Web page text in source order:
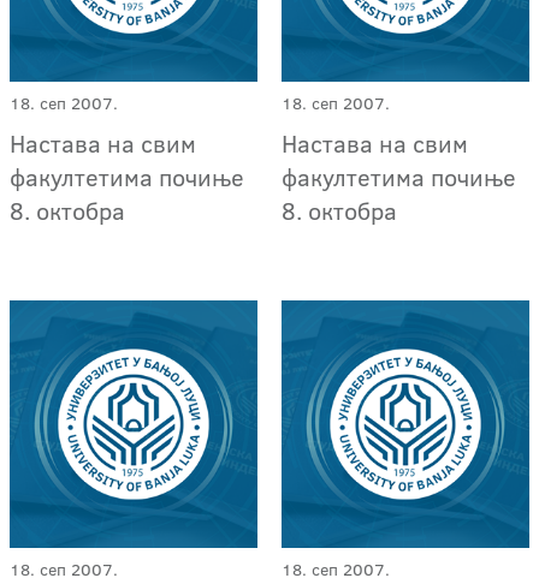
18. сеп 2007.
Настава на свим
факултетима почиње
8. октобра
18. сеп 2007.
Настава на свим
факултетима почиње
8. октобра
18. сеп 2007. 18. сеп 2007.